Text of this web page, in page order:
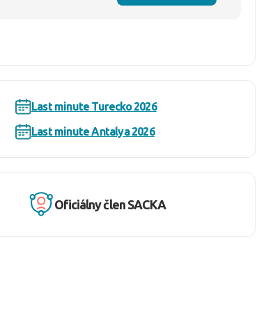
Last minute Turecko 2026
Last minute Antalya 2026
Oficiálny člen SACKA